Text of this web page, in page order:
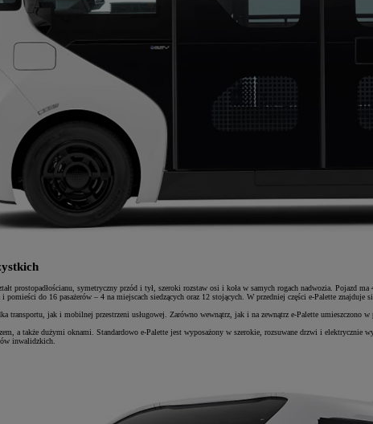
prostopadłościanu, symetryczny przód i tył, szeroki rozstaw osi i koła w samych rogach nadwozia. Pojazd
do 16 pasażerów – 4 na miejscach siedzących oraz 12 stojących. W przedniej części e-Palette znajduje
transportu, jak i mobilnej przestrzeni usługowej. Zarówno wewnątrz, jak i na zewnątrz e-Palette umieszczono
a także dużymi oknami. Standardowo e-Palette jest wyposażony w szerokie, rozsuwane drzwi i
inwalidzkich.